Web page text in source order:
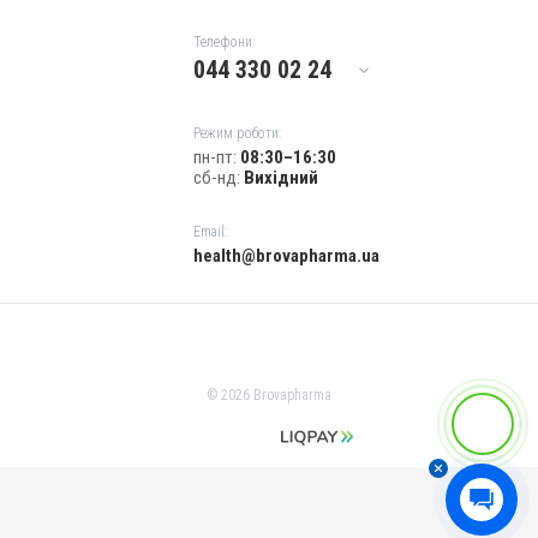
Телефони:
044 330 02 24
Режим роботи:
пн-пт: 08:30–16:30
сб-нд: Вихідний
Email:
health@brovapharma.ua
© 2026 Brovapharma